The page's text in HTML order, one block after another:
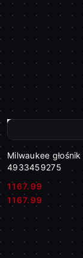
Milwaukee
4933459275
Cena:
1167.99
Cena:
1167.99